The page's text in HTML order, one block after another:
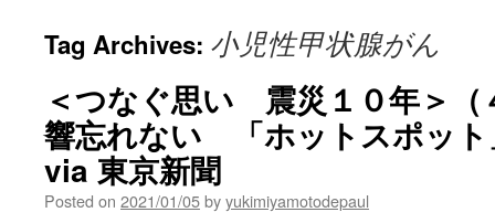
Tag Archives: 小児性甲状腺がん
＜つなぐ思い 震災１０年＞
響忘れない 「ホットスポッ
via 東京新聞
Posted on 2021/01/05byyukimiyamotodepaul